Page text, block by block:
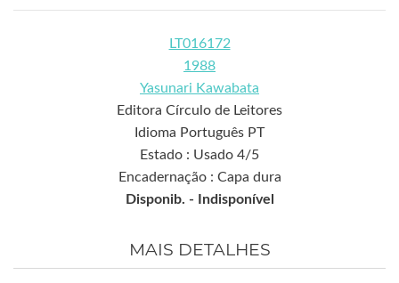
LT016172
1988
Yasunari Kawabata
Editora Círculo de Leitores
Idioma Português PT
Estado : Usado 4/5
Encadernação : Capa dura
Disponib. -
Indisponível
MAIS DETALHES